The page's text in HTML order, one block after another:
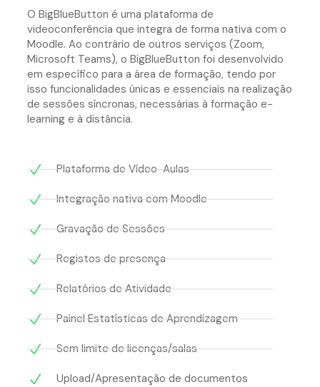
O BigBlueButton é uma plataforma de
videoconferência que integra de forma nativa com o
Moodle. Ao contrário de outros serviços (Zoom,
Microsoft Teams), o BigBlueButton foi desenvolvido
em específico para a área de formação, tendo por
isso funcionalidades únicas e essenciais na realização
de sessões síncronas, necessárias à formação e-
learning e à distância.
Plataforma de Vídeo-Aulas
Integração nativa com Moodle
Gravação de Sessões
Registos de presença
Relatórios de Atividade
Painel Estatísticas de Aprendizagem
Sem limite de licenças/salas
Upload/Apresentação de documentos